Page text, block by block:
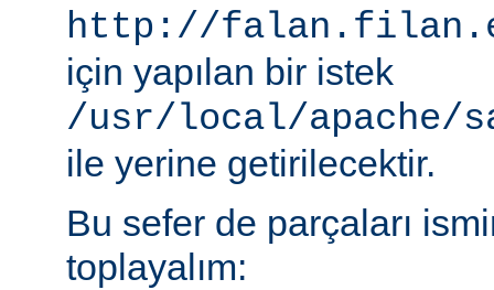
http://
için yapılan bir istek
/usr/local/apache/
ile yerine getirilecektir.
Bu sefer de parçaları
toplayalım: